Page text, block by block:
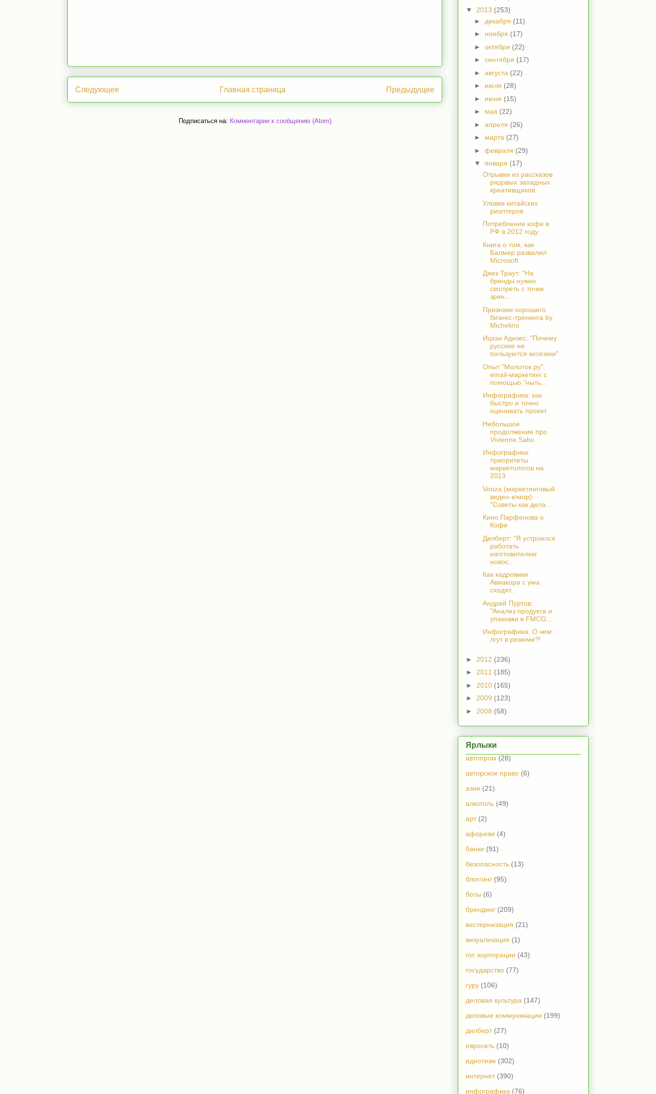
Следующее Предыдущее
Главная страница
Подписаться на: Комментарии к сообщению (Atom)
▼ 2013 (253)
► декабря (11)
► ноября (17)
► октября (22)
► сентября (17)
► августа (22)
► июля (28)
► июня (15)
► мая (22)
► апреля (26)
► марта (27)
► февраля (29)
▼ января (17)
Отрывки из рассказов
рядовых западных
креативщиков
Уловки китайских
риэлтеров
Потребление кофе в
РФ в 2012 году
Книга о том, как
Балмер развалил
Microsoft
Джек Траут: "На
бренды нужно
смотреть с точки
зрен...
Признаки хорошего
бизнес-тренинга by
Michelino
Ицхак Адизес: "Почему
русские не
пользуются мозгами"
Опыт "Молоток.ру":
email-маркетинг с
помощью "ныть...
Инфографика: как
быстро и точно
оценивать проект
Небольшое
продолжение про
Vivienne Sabo
Инфографика:
приоритеты
маркетологов на
2013
Vooza (маркетинговый
видео-юмор):
"Советы как дела...
Кино Парфенова о
Кофе
Дилберт: "Я устроился
работать
изготовителем
новос...
Как кадровики
Авиакора с ума
сходят...
Андрей Пуртов:
"Анализ продукта и
упаковки в FMCG:...
Инфографика: О чем
лгут в резюме?!
► 2012 (236)
► 2011 (185)
► 2010 (165)
► 2009 (123)
► 2008 (58)
Ярлыки
автопром (28)
авторское право (6)
азия (21)
алкоголь (49)
арт (2)
афоризм (4)
банки (91)
безопасность (13)
блоггинг (95)
боты (6)
брендинг (209)
вестернизация (21)
визуализация (1)
гос корпорации (43)
государство (77)
гуру (106)
деловая культура (147)
деловые коммуникации (199)
дилберт (27)
евросеть (10)
идиотизм (302)
интернет (390)
инфографика (76)